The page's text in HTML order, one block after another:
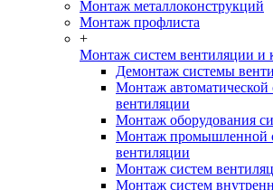
Монтаж металлоконструкций
Монтаж профлиста
+
Монтаж систем вентиляции и
Демонтаж системы
Монтаж автоматической
вентиляции
Монтаж оборудования
Монтаж промышленной
вентиляции
Монтаж систем
Монтаж систем